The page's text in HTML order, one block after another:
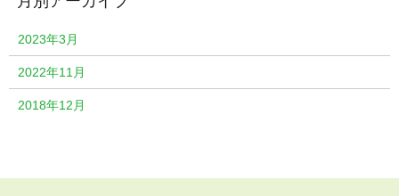
2023年3月
2022年11月
2018年12月